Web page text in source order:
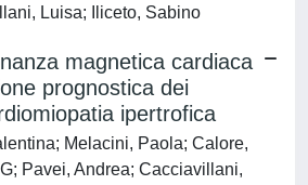
Luisa; Iliceto, Sabino
magnetica cardiaca
prognostica dei
ipertrofica
Melacini, Paola; Calore,
Pavei, Andrea; Cacciavillani,